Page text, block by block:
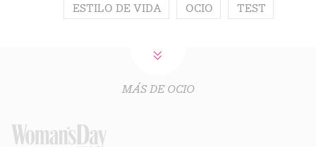
ESTILO DE VIDA OCIO TEST
MÁS DE OCIO